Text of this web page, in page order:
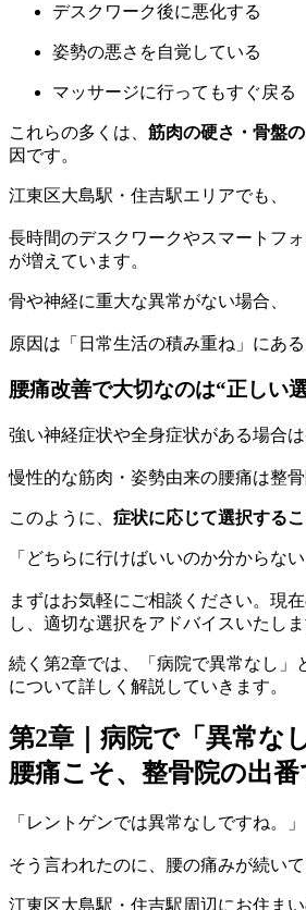
デスクワーク後に悪化する
姿勢の悪さを自覚している
マッサージに行ってもすぐ戻る
これらの多くは、 筋肉の硬さ・骨盤
因です。
江東区大島駅・住吉駅エリアでも、
長時間のデスクワークやスマートフ
が増えています。
骨や神経に重大な異常がない場合、
原因は「日常生活の積み重ね」にあ
腰痛改善で大切なのは“正しい
強い神経症状や全身症状がある場合は
慢性的な筋肉・姿勢由来の腰痛は整骨
このように、 症状に応じて選択する
「どちらに行けばいいのか分からな
まずはお気軽にご相談ください。現
し、適切な選択をアドバイスいたしま
続く第2章では、「病院で異常なし」
について詳しく解説していきます。
第2章｜病院で「異常な
腰痛こそ、整骨院の出
「レントゲンでは異常なしですね。」
そう言われたのに、腰の痛みが続い
江東区大島駅・住吉駅周辺にお住ま